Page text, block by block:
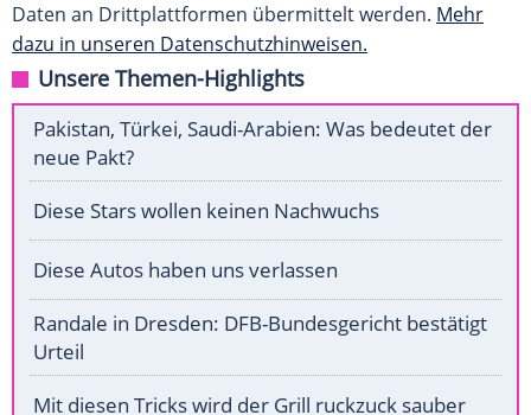
Daten an Drittplattformen übermittelt werden. Mehr
dazu in unseren Datenschutzhinweisen.
Unsere Themen-Highlights
Pakistan, Türkei, Saudi-Arabien: Was bedeutet der
neue Pakt?
Diese Stars wollen keinen Nachwuchs
Diese Autos haben uns verlassen
Randale in Dresden: DFB-Bundesgericht bestätigt
Urteil
Mit diesen Tricks wird der Grill ruckzuck sauber